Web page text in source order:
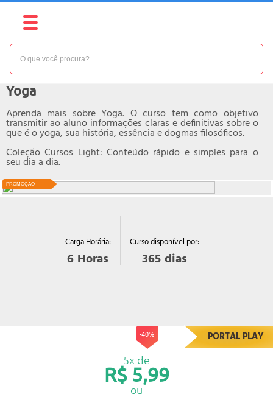
PROMOÇÃO
Carga Horária:
6 Horas
Curso disponível por:
365 dias
NÍVEL: BÁSICO
Yoga
Aprenda mais sobre Yoga. O curso tem como objetivo
transmitir ao aluno informações claras e definitivas sobre o
que é o yoga, sua história, essência e dogmas filosóficos.
Coleção Cursos Light: Conteúdo rápido e simples para o
seu dia a dia.
-40% PORTAL PLAY
5x de
R$ 5,99
ou